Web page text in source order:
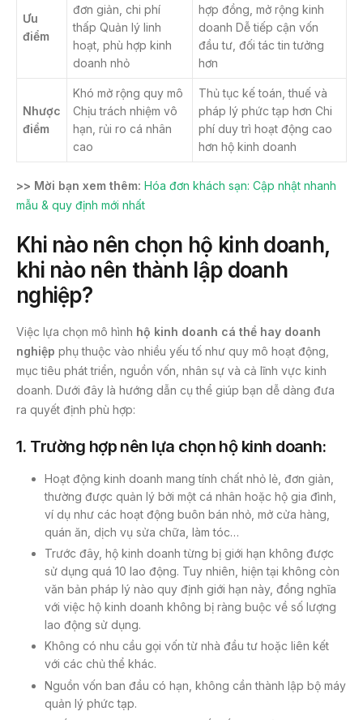
Ưu
điểm
đơn giản, chi phí
thấp Quản lý linh
hoạt, phù hợp kinh
doanh nhỏ
hợp đồng, mở rộng kinh
doanh Dễ tiếp cận vốn
đầu tư, đối tác tin tưởng
hơn
Nhược
điểm
Khó mở rộng quy mô
Chịu trách nhiệm vô
hạn, rủi ro cá nhân
cao
Thủ tục kế toán, thuế và
pháp lý phức tạp hơn Chi
phí duy trì hoạt động cao
hơn hộ kinh doanh
>> Mời bạn xem thêm: Hóa đơn khách sạn: Cập nhật nhanh
mẫu & quy định mới nhất
Khi nào nên chọn hộ kinh doanh,
khi nào nên thành lập doanh
nghiệp?
Việc lựa chọn mô hình hộ kinh doanh cá thể hay doanh
nghiệp phụ thuộc vào nhiều yếu tố như quy mô hoạt động,
mục tiêu phát triển, nguồn vốn, nhân sự và cả lĩnh vực kinh
doanh. Dưới đây là hướng dẫn cụ thể giúp bạn dễ dàng đưa
ra quyết định phù hợp:
1. Trường hợp nên lựa chọn hộ kinh doanh:
Hoạt động kinh doanh mang tính chất nhỏ lẻ, đơn giản,
thường được quản lý bởi một cá nhân hoặc hộ gia đình,
ví dụ như các hoạt động buôn bán nhỏ, mở cửa hàng,
quán ăn, dịch vụ sửa chữa, làm tóc…
Trước đây, hộ kinh doanh từng bị giới hạn không được
sử dụng quá 10 lao động. Tuy nhiên, hiện tại không còn
văn bản pháp lý nào quy định giới hạn này, đồng nghĩa
với việc hộ kinh doanh không bị ràng buộc về số lượng
lao động sử dụng.
Không có nhu cầu gọi vốn từ nhà đầu tư hoặc liên kết
với các chủ thể khác.
Nguồn vốn ban đầu có hạn, không cần thành lập bộ máy
quản lý phức tạp.